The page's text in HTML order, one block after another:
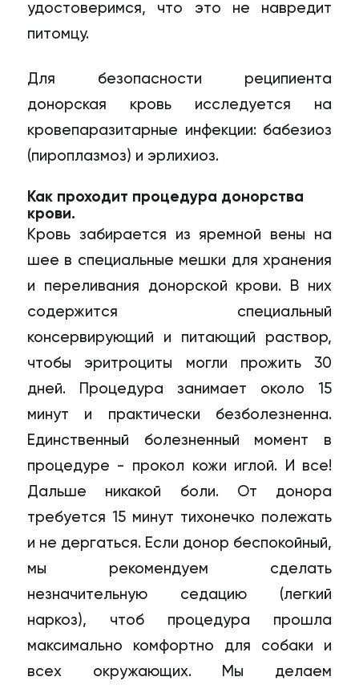
удостоверимся, что это не навредит
питомцу.
Для безопасности реципиента
донорская кровь исследуется на
кровепаразитарные инфекции: бабезиоз
(пироплазмоз) и эрлихиоз.
Как проходит процедура донорства
крови.
Кровь забирается из яремной вены на
шее в специальные мешки для хранения
и переливания донорской крови. В них
содержится специальный
консервирующий и питающий раствор,
чтобы эритроциты могли прожить 30
дней. Процедура занимает около 15
минут и практически безболезненна.
Единственный болезненный момент в
процедуре - прокол кожи иглой. И все!
Дальше никакой боли. От донора
требуется 15 минут тихонечко полежать
и не дергаться. Если донор беспокойный,
мы рекомендуем сделать
незначительную седацию (легкий
наркоз), чтоб процедура прошла
максимально комфортно для собаки и
всех окружающих. Мы делаем